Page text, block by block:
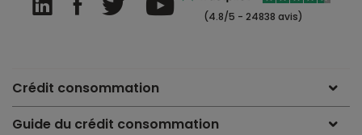
(4.8/5 - 24838 avis)
Crédit consommation
Guide du crédit consommation